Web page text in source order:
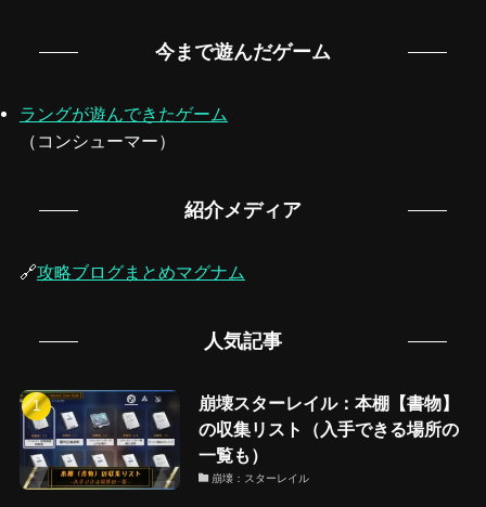
今まで遊んだゲーム
ラングが遊んできたゲーム
（コンシューマー）
紹介メディア
🔗攻略ブログまとめマグナム
人気記事
崩壊スターレイル：本棚【書物】
の収集リスト（入手できる場所の
一覧も）
崩壊：スターレイル